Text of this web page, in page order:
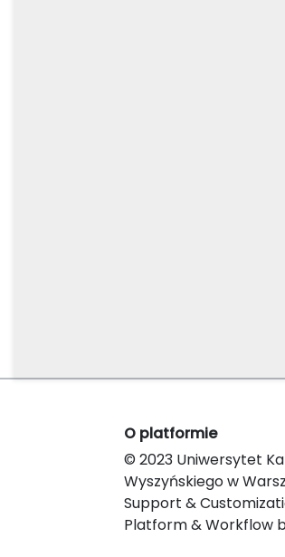
O platformie
© 2023 Uniwersytet
Wyszyńskiego w
Support &
Platform & Workflow